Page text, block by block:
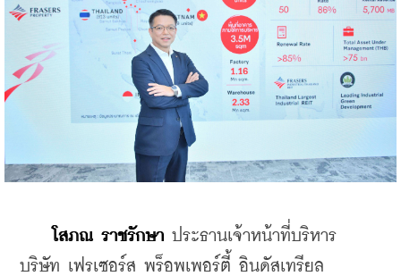
โสภณ ราชรักษา ประธานเจ้าหน้าที่บริหาร
บริษัท เฟรเซอร์ส พร็อพเพอร์ตี้ อินดัสเทรียล